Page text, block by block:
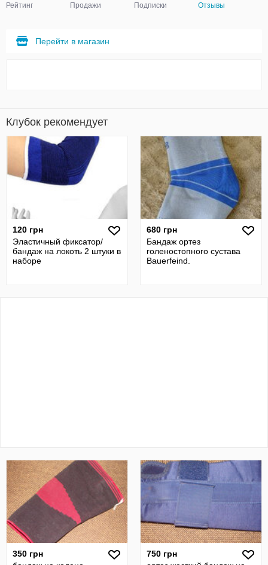
Рейтинг Продажи Подписки Отзывы
Перейти в магазин
Клубок рекомендует
120 грн
Эластичный фиксатор/
бандаж на локоть 2 штуки в
наборе
680 грн
Бандаж ортез
голеностопного сустава
Bauerfeind.
350 грн
750 грн